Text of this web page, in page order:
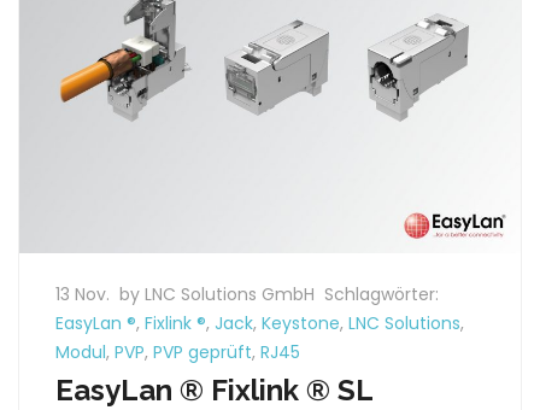
13 Nov. by LNC Solutions GmbH Schlagwörter:
EasyLan ®, Fixlink ®, Jack, Keystone, LNC Solutions,
Modul, PVP, PVP geprüft, RJ45
EasyLan ® Fixlink ® SL